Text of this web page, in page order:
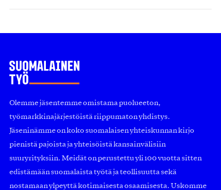
Olemme jäsentemme omistama puolueeton,
työmarkkinajärjestöistä riippumaton yhdistys.
Jäseninämme on koko suomalaisen yhteiskunnan kirjo
pienistä pajoista ja yhteisöistä kansainvälisiin
suuryrityksiin. Meidät on perustettu yli 100 vuotta sitten
edistämään suomalaista työtä ja teollisuutta sekä
nostamaan ylpeyttä kotimaisesta osaamisesta. Uskomme